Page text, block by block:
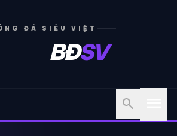
ĐÁ SIÊU VIỆT
BĐSV
search